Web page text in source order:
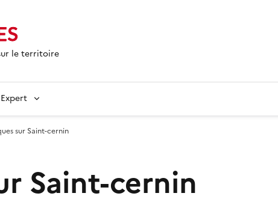
le territoire
Expert
sur Saint-cernin
Saint-cernin